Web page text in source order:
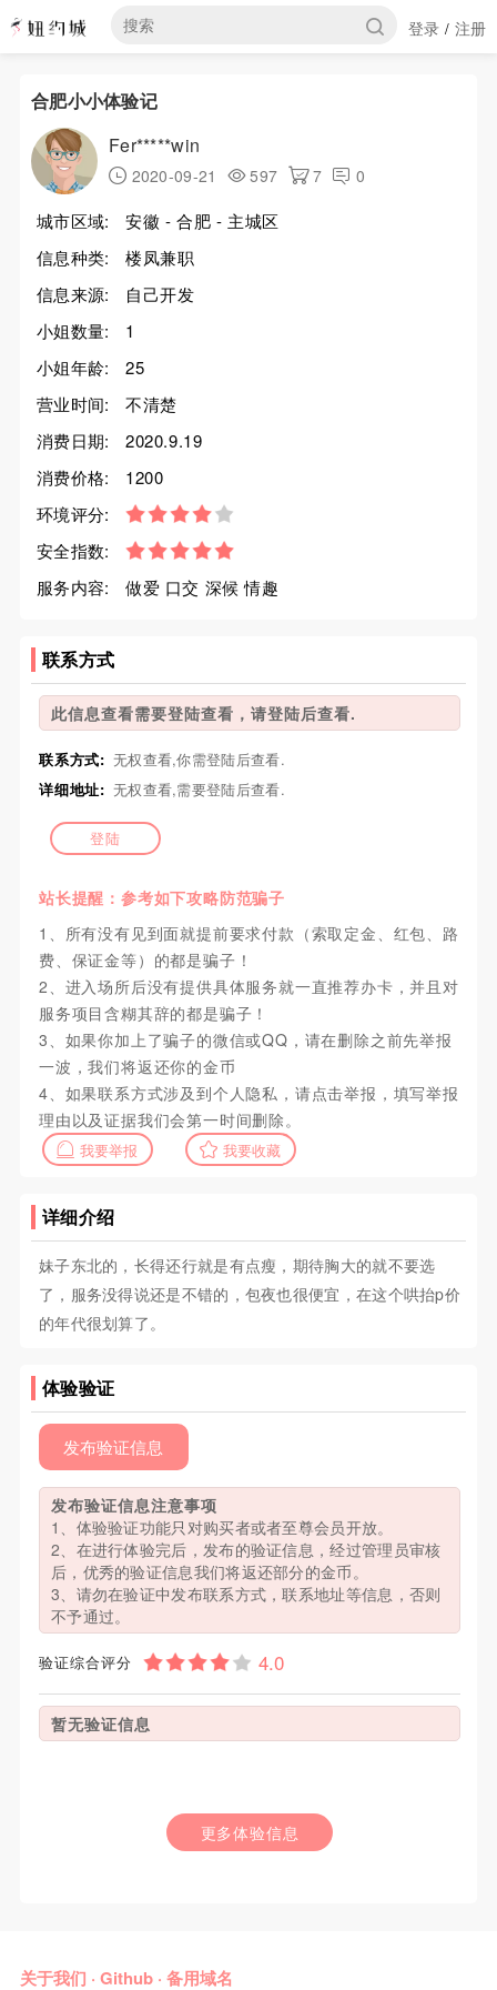
登录 / 注册
合肥小小体验记
Fer*****win
2020-09-21 597 7 0
城市区域:
安徽 - 合肥 - 主城区
信息种类:
楼凤兼职
信息来源:
自己开发
小姐数量:
1
小姐年龄:
25
营业时间:
不清楚
消费日期:
2020.9.19
消费价格:
1200
环境评分:
安全指数:
服务内容:
做爱 口交 深候 情趣
联系方式
此信息查看需要登陆查看，请登陆后查看.
联系方式: 无权查看,你需登陆后查看.
详细地址: 无权查看,需要登陆后查看.
登陆
站长提醒：参考如下攻略防范骗子
1、所有没有见到面就提前要求付款（索取定金、红包、路
费、保证金等）的都是骗子！
2、进入场所后没有提供具体服务就一直推荐办卡，并且对
服务项目含糊其辞的都是骗子！
3、如果你加上了骗子的微信或QQ，请在删除之前先举报
一波，我们将返还你的金币
4、如果联系方式涉及到个人隐私，请点击举报，填写举报
理由以及证据我们会第一时间删除。
我要举报 我要收藏
详细介绍
妹子东北的，长得还行就是有点瘦，期待胸大的就不要选
了，服务没得说还是不错的，包夜也很便宜，在这个哄抬p价
的年代很划算了。
体验验证
发布验证信息
发布验证信息注意事项
1、体验验证功能只对购买者或者至尊会员开放。
2、在进行体验完后，发布的验证信息，经过管理员审核
后，优秀的验证信息我们将返还部分的金币。
3、请勿在验证中发布联系方式，联系地址等信息，否则
不予通过。
验证综合评分
暂无验证信息
更多体验信息
关于我们 · Github· 备用域名